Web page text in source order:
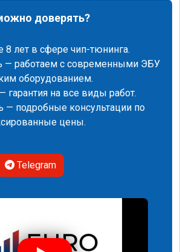
доверять?
8 лет в сфере чип-тюнинга.
— работаем с современными ЭБУ
оборудованием.
гарантия на все виды работ.
— подробные консультации по
цены.
Telegram